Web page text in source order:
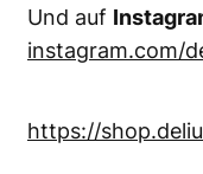
Und auf
instagram.com/
https://